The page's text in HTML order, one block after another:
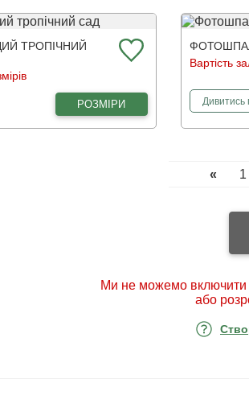
ТРОПІЧНИЙ
РОЗМІРИ
Вартість
Дивитись
« 1
Ми не можемо включити
або